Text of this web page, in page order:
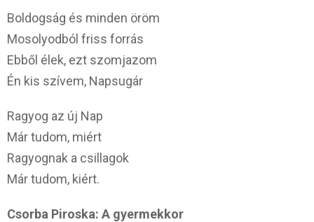
Boldogság és minden öröm
Mosolyodból friss forrás
Ebből élek, ezt szomjazom
Én kis szívem, Napsugár
Ragyog az új Nap
Már tudom, miért
Ragyognak a csillagok
Már tudom, kiért.
Csorba Piroska: A gyermekkor